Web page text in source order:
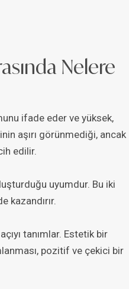
Nelere
ifade eder ve yüksek,
aşırı görünmediği, ancak
edilir.
uyumdur. Bu iki
kazandırır.
tanımlar. Estetik bir
pozitif ve çekici bir